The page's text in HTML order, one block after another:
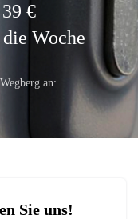
€
Woche
an:
Sie uns!